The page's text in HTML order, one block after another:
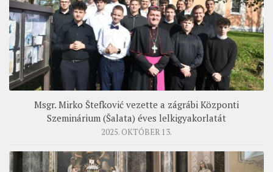
Msgr. Mirko Štefković vezette a zágrábi Központi
Szeminárium (Šalata) éves lelkigyakorlatát
2025. OKTÓBER 13.